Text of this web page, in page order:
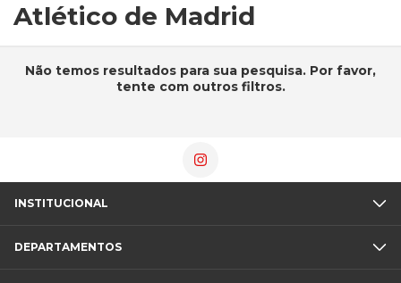
Atlético de Madrid
Não temos resultados para sua pesquisa. Por favor,
tente com outros filtros.
INSTITUCIONAL
DEPARTAMENTOS